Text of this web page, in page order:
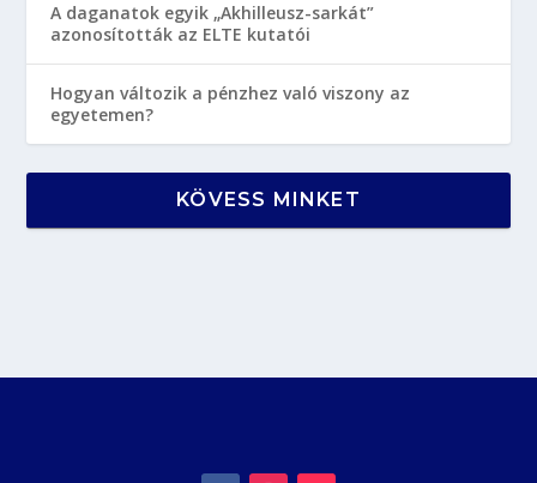
A daganatok egyik „Akhilleusz-sarkát”
azonosították az ELTE kutatói
Hogyan változik a pénzhez való viszony az
egyetemen?
KÖVESS MINKET